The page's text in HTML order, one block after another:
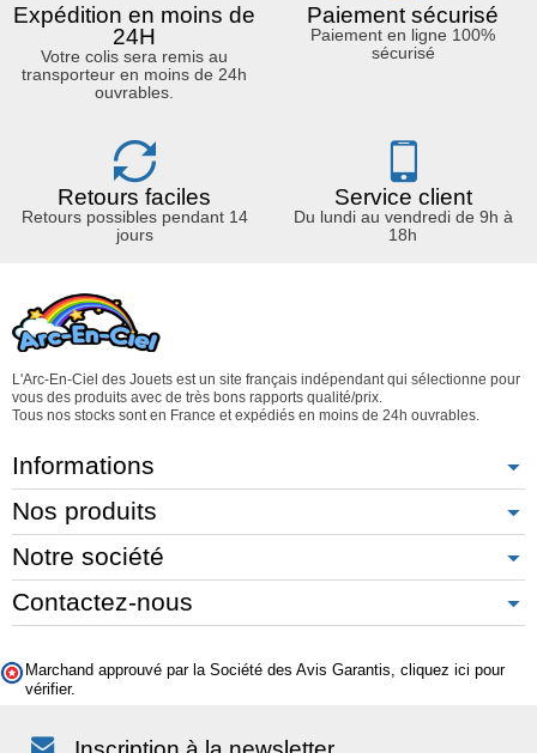
Expédition en moins de
24H
Votre colis sera remis au
transporteur en moins de 24h
ouvrables.
Paiement sécurisé
Paiement en ligne 100%
sécurisé
Retours faciles
Retours possibles pendant 14
jours
Service client
Du lundi au vendredi de 9h à
18h
L'Arc-En-Ciel des Jouets est un site français indépendant qui sélectionne pour
vous des produits avec de très bons rapports qualité/prix.
Tous nos stocks sont en France et expédiés en moins de 24h ouvrables.
Informations
Nos produits
Notre société
Contactez-nous
Marchand approuvé par la Société des Avis Garantis, cliquez ici pour
vérifier.